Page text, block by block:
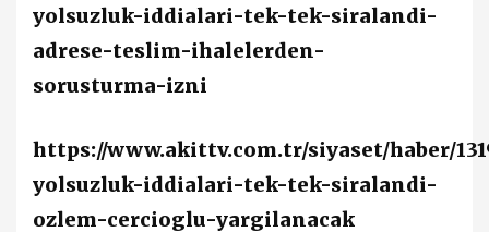
yolsuzluk-iddialari-tek-tek-siralandi-
adrese-teslim-ihalelerden-
sorusturma-izni
https://www.akittv.com.tr/siyaset/haber/
yolsuzluk-iddialari-tek-tek-siralandi-
ozlem-cercioglu-yargilanacak